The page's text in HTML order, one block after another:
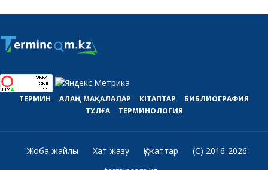
ТЕРМИН АЛАҢ МАҚАЛАЛАР КІТАПТАР
БИБЛИОГРАФИЯ
ТҰЛҒА
ТЕРМИНОЛОГИЯ
Жоба жайлы Хат жазу Құжаттар
(C) 2016-2026